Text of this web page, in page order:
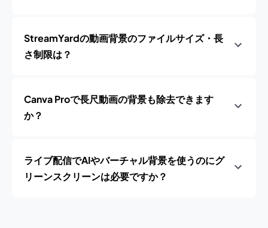
StreamYardの動画背景のファイルサイズ・長
さ制限は？
Canva Proで長尺動画の背景も除去できます
か？
ライブ配信でAIやバーチャル背景を使うのにグ
リーンスクリーンは必要ですか？